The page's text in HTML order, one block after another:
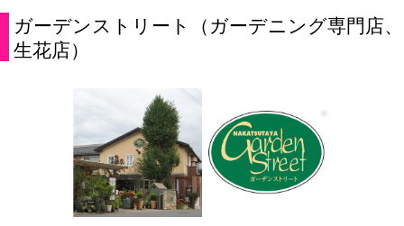
ガーデンストリート（ガーデニング専門店、
生花店）